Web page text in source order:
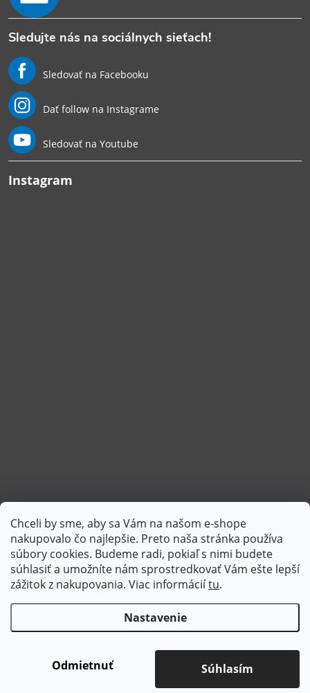
Chceli by sme, aby sa Vám na našom e-shope
nakupovalo čo najlepšie. Preto naša stránka používa
súbory cookies. Budeme radi, pokiaľ s nimi budete
súhlasiť a umožníte nám sprostredkovať Vám ešte lepší
zážitok z nakupovania. Viac informáciítu.
Nastavenie
Odmietnuť Súhlasím
Sledujte nás na sociálnych sieťach!
Sledovať na Facebooku
Dať follow na Instagrame
Sledovať na Youtube
Instagram
Sledovať na Instagrame
Copyright 2026Brotex | Kvalitný bytový textil. Všetky práva
Upraviť nastavenie cookies